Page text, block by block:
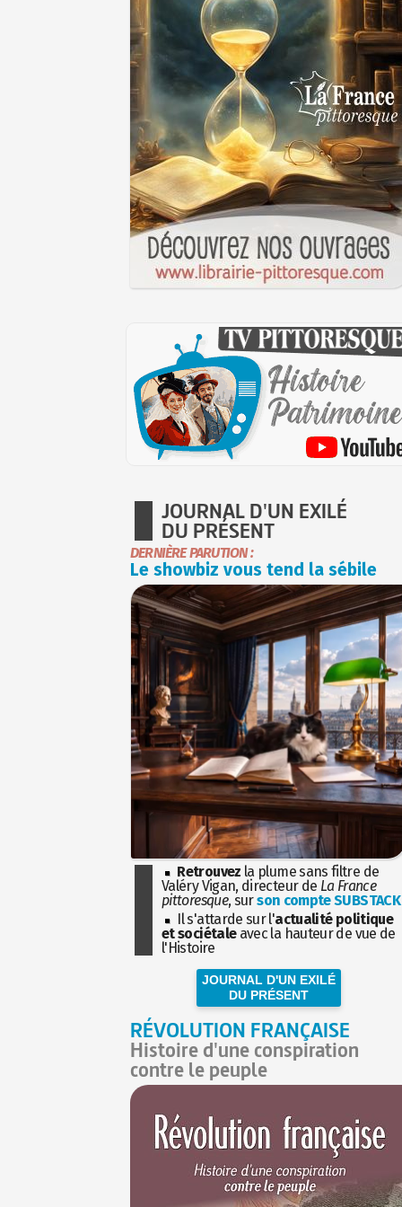
JOURNAL D'UN EXILÉ
DU PRÉSENT
DERNIÈRE PARUTION :
Le showbiz vous tend la sébile
Retrouvez la plume sans filtre de
Valéry Vigan, directeur de La France
pittoresque, surson compte SUBSTACK
Il s'attarde sur l'actualité politique
et sociétaleavec la hauteur de vue de
l'Histoire
JOURNAL D'UN EXILÉ
DU PRÉSENT
RÉVOLUTION FRANÇAISE
Histoire d'une conspiration
contre le peuple